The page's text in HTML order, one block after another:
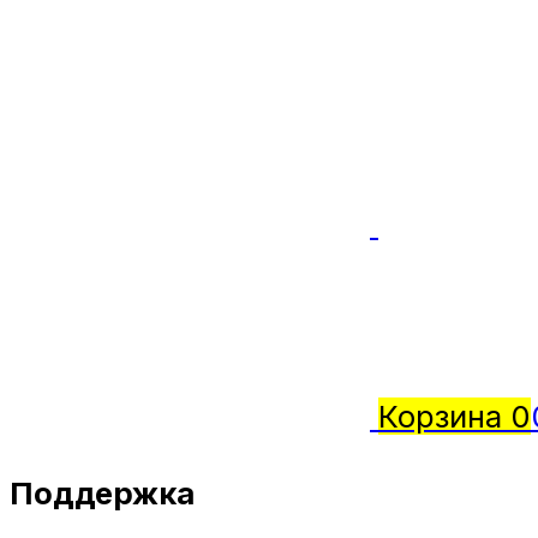
Корзина 0
Поддержка